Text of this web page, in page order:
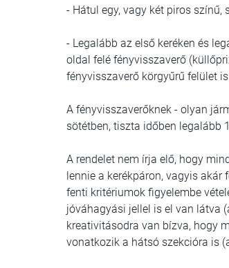
- Hátul egy, vagy két piros
- Legalább az első keréken és
oldal felé fényvisszaverő
fényvisszaverő körgyűrű felület
A fényvisszaverőknek - olyan
sötétben, tiszta időben legalább
A rendelet nem írja elő, hogy
lennie a kerékpáron, vagyis
fenti kritériumok figyelembe
jóváhagyási jellel is el van látva
kreativitásodra van bízva, hogy
vonatkozik a hátsó szekcióra is